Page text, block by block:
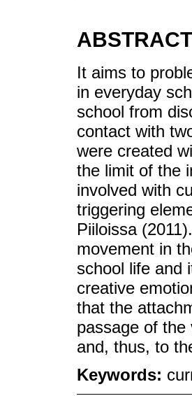
ABSTRACT
It aims to
in everyday
school from
contact with
were created
the limit of the
involved with
triggering
Piiloissa
movement in
school life and
creative
that the
passage of
and, thus, to
Keywords: